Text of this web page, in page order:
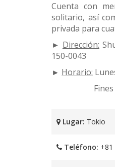
Cuenta con
solitario, así
privada para
► Dirección:
150-0043
► Horario:
Fines de
Lugar: Tokio
Teléfono: +81